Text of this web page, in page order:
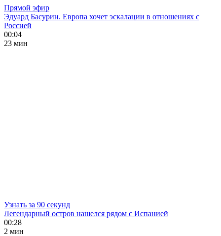
Прямой эфир
Эдуард Басурин. Европа хочет эскалации в отношениях с
Россией
00:04
23 мин
Узнать за 90 секунд
Легендарный остров нашелся рядом с Испанией
00:28
2 мин